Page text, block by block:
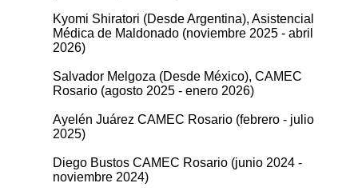
Kyomi Shiratori (Desde Argentina), Asistencial
Médica de Maldonado (noviembre 2025 - abril
2026)
Salvador Melgoza (Desde México), CAMEC
Rosario (agosto 2025 - enero 2026)
Ayelén Juárez CAMEC Rosario (febrero - julio
2025)
Diego Bustos CAMEC Rosario (junio 2024 -
noviembre 2024)